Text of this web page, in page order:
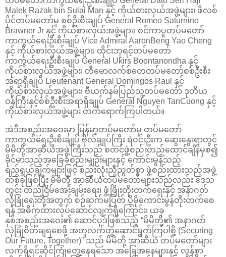
Malek Razak bin Sulai Man နှင့် ကိုယ်စားလှယ်အဖွဲ့များ၊ ဖိလစ်
ပိုင်တပ်မတော်မှ စစ်ဦးစီးချုပ် General Romeo Saturnino
Brawner Jr နှင့် ကိုယ်စားလှယ်အဖွဲ့များ၊ စင်ကာပူတပ်မတော်
ကာကွယ်ရေးဦးစီးချုပ် Vice Admiral AaronBeng Yao Cheng
နှင့် ကိုယ်စားလှယ်အဖွဲ့များ၊ ထိုင်းဘုရင့်တပ်မတော်
ကာကွယ်ရေးဦးစီးချုပ် General Ukirs Boontanondha နှင့်
ကိုယ်စားလှယ်အဖွဲ့များ၊ တီမောလက်စ်တေတပ်မတော်စစ်ဦးစီး
အရာရှိချုပ် Lieutenant General Domingos Raul နှင့်
ကိုယ်စားလှယ်အဖွဲ့များ၊ ဗီယက်နမ်ပြည်သူ့တပ်မတော် ဒုတိယ
ဝန်ကြီးနှင့်စစ်ဦးစီးအရာရှိချုပ် General Nguyen TanCuong နှင့်
ကိုယ်စားလှယ်အဖွဲ့များ တက်ရောက်ကြပါတယ်။
အဲဒီအစည်းအဝေးမှာ မြန်မာ့တပ်မတော်မှ တပ်မတော်
ကာကွယ်ရေးဦးစီးချုပ် ဗိုလ်ချုပ်ကြီး ရဲဝင်းဦးက ဆွေးနွေးရာတွင်
မိမိတို့အာဆီယံအဖွဲ့ကြီးသည် စတင်ဖွဲ့စည်းတည်ထောင်ချိန်မှစ၍
ခိုင်မာသည့်အခြေခံစည်းမျဉ်းများနှင့် ကောင်းမွန်သည့်
ရည်ရွယ်ချက်များဖြင့် စည်းလုံးညီညွတ်စွာ ဖွဲ့စည်းထားသည့်အဖွဲ့
တစ်ခုဖြစ်ပြီး မိမိတို့ အာဆီယံတပ်မတော်များသည်လည်း ဒေသ
တွင်း တည်ငြိမ်အေးချမ်းရေး၊ ဖွံ့ဖြိုးတိုးတက်ရေးနှင့် အနာဂတ်
လုံခြုံရေးတို့အတွက် စဉ်ဆက်မပြတ် ပိုမိုကောင်းမွန်တိုးတက်စေ
ရန် အဓိကထားလုပ်ဆောင်လျက်ရှိကြောင်း၊ ယခု
နှစ်‌အစည်းအဝေး၏ ဆောင်ပုဒ်ဖြစ်သည့် “မိမိတို့၏ အနာဂတ်
လုံခြုံစိတ်ချရစေဖို့ အတူလက်တွဲဆောင်ရွက်ကြပါစို့ (Securing
Our Future, Together)” သည် မိမိတို့ အာဆီယံ တပ်မတော်များ
လက်ရှိရင်ဆိုင်ကြုံတွေ့နေရသော အခြေအနေများနှင့် လွန်စွာ